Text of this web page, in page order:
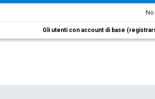
No
Gli utenti con account di base